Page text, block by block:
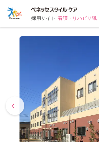
採用サイト 看護・リハビリ職